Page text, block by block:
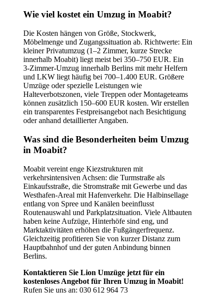
Wie viel kostet ein Umzug in Moabit?
Die Kosten hängen von Größe, Stockwerk,
Möbelmenge und Zugangssituation ab. Richtwerte: Ein
kleiner Privatumzug (1–2 Zimmer, kurze Strecke
innerhalb Moabit) liegt meist bei 350–750 EUR. Ein
3‑Zimmer‑Umzug innerhalb Berlins mit mehr Helfern
und LKW liegt häufig bei 700–1.400 EUR. Größere
Umzüge oder spezielle Leistungen wie
Halteverbotszonen, viele Treppen oder Montageteams
können zusätzlich 150–600 EUR kosten. Wir erstellen
ein transparentes Festpreisangebot nach Besichtigung
oder anhand detaillierter Angaben.
Was sind die Besonderheiten beim Umzug
in Moabit?
Moabit vereint enge Kiezstrukturen mit
verkehrsintensiven Achsen: die Turmstraße als
Einkaufsstraße, die Stromstraße mit Gewerbe und das
Westhafen-Areal mit Hafenverkehr. Die Halbinsellage
entlang von Spree und Kanälen beeinflusst
Routenauswahl und Parkplatzsituation. Viele Altbauten
haben keine Aufzüge, Hinterhöfe sind eng, und
Marktaktivitäten erhöhen die Fußgängerfrequenz.
Gleichzeitig profitieren Sie von kurzer Distanz zum
Hauptbahnhof und der guten Anbindung binnen
Berlins.
Kontaktieren Sie Lion Umzüge jetzt für ein
kostenloses Angebot für Ihren Umzug in Moabit!
Rufen Sie uns an: 030 612 964 73